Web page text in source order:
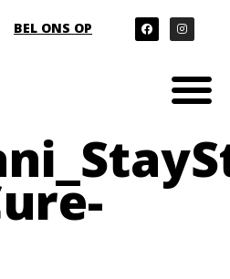
BEL ONS OP